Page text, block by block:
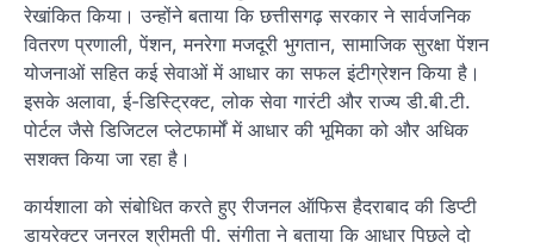
रेखांकित किया। उन्होंने बताया कि छत्तीसगढ़ सरकार ने सार्वजनिक
वितरण प्रणाली, पेंशन, मनरेगा मजदूरी भुगतान, सामाजिक सुरक्षा पेंशन
योजनाओं सहित कई सेवाओं में आधार का सफल इंटीग्रेशन किया है।
इसके अलावा, ई-डिस्ट्रिक्ट, लोक सेवा गारंटी और राज्य डी.बी.टी.
पोर्टल जैसे डिजिटल प्लेटफार्मों में आधार की भूमिका को और अधिक
सशक्त किया जा रहा है।
कार्यशाला को संबोधित करते हुए रीजनल ऑफिस हैदराबाद की डिप्टी
डायरेक्टर जनरल श्रीमती पी. संगीता ने बताया कि आधार पिछले दो